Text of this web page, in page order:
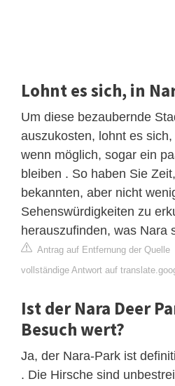
Lohnt es sich, in
Um diese bezaubernde
auszukosten, lohnt es
wenn möglich, sogar ein
bleiben . So haben Sie
bekannten, aber nicht
Sehenswürdigkeiten zu
herauszufinden, was Nara
Antrag auf Entfernung der Quelle
vollständige Antwort auf
Ist der Nara Deer
Besuch wert?
Ja, der Nara-Park ist
. Die Hirsche sind